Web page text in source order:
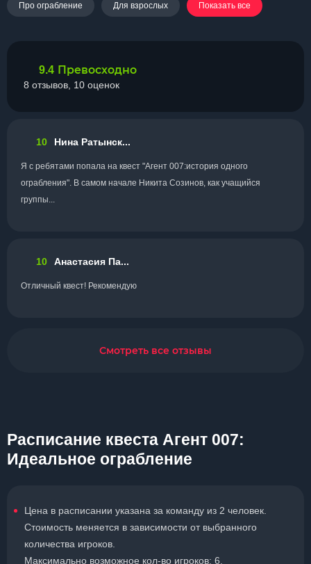
Про ограбление Для взрослых Показать все
9.4 Превосходно
8 отзывов, 10 оценок
10 Нина Ратынск...
Я с ребятами попала на квест "Агент 007:история одного
ограбления". В самом начале Никита Созинов, как учащийся
группы...
10 Анастасия Па...
Отличный квест! Рекомендую
Смотреть все отзывы
Расписание квеста Агент 007:
Идеальное ограбление
Цена в расписании указана за команду из 2 человек.
Стоимость меняется в зависимости от выбранного
количества игроков.
Максимально возможное кол-во игроков: 6.